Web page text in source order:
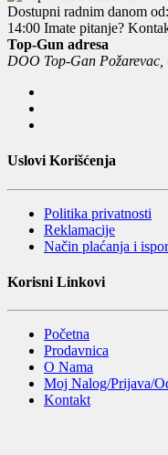
Dostupni radnim danom
14:00 Imate pitanje?
Top-Gun adresa
DOO Top-Gan Požarevac,
Uslovi Korišćenja
Politika privatnosti
Reklamacije
Način plaćanja i
Korisni Linkovi
Početna
Prodavnica
O Nama
Moj Nalog/Prijava/
Kontakt